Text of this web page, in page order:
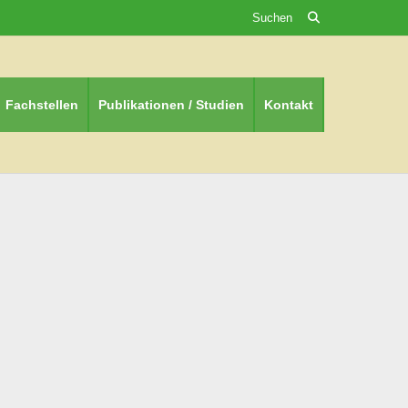
Suchen
Fachstellen Publikationen / Studien Kontakt